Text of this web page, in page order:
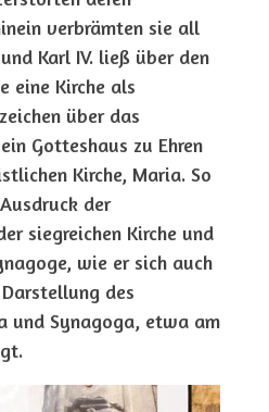
verbrämten sie all
Karl IV. ließ über den
eine Kirche als
über das
Gotteshaus zu Ehren
Kirche, Maria. So
der
siegreichen Kirche und
wie er sich auch
des
und Synagoga, etwa am